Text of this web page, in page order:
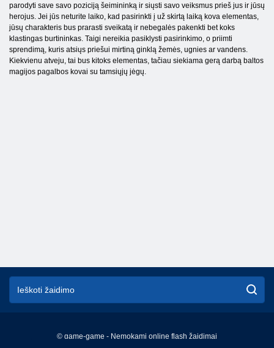
parodyti save savo poziciją šeimininką ir siųsti savo veiksmus prieš jus ir jūsų
herojus. Jei jūs neturite laiko, kad pasirinkti į už skirtą laiką kova elementas,
jūsų charakteris bus prarasti sveikatą ir nebegalės pakenkti bet koks
klastingas burtininkas. Taigi nereikia pasiklysti pasirinkimo, o priimti
sprendimą, kuris atsiųs priešui mirtiną ginklą žemės, ugnies ar vandens.
Kiekvienu atveju, tai bus kitoks elementas, tačiau siekiama gerą darbą baltos
magijos pagalbos kovai su tamsiųjų jėgų.
© game-game - Nemokami online flash žaidimai